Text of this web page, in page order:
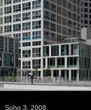
Soho 3. 2008.